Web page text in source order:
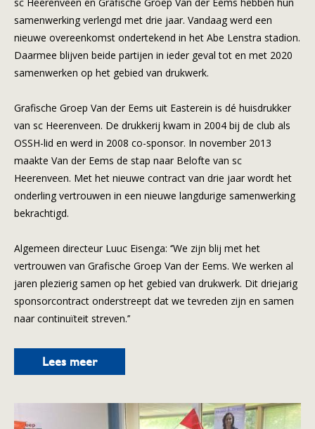
samenwerking verlengd met drie jaar. Vandaag werd een
nieuwe overeenkomst ondertekend in het Abe Lenstra stadion.
Daarmee blijven beide partijen in ieder geval tot en met 2020
samenwerken op het gebied van drukwerk.
Grafische Groep Van der Eems uit Easterein is dé huisdrukker
van sc Heerenveen. De drukkerij kwam in 2004 bij de club als
OSSH-lid en werd in 2008 co-sponsor. In november 2013
maakte Van der Eems de stap naar Belofte van sc
Heerenveen. Met het nieuwe contract van drie jaar wordt het
onderling vertrouwen in een nieuwe langdurige samenwerking
bekrachtigd.
Algemeen directeur Luuc Eisenga: ‘’We zijn blij met het
vertrouwen van Grafische Groep Van der Eems. We werken al
jaren plezierig samen op het gebied van drukwerk. Dit driejarig
sponsorcontract onderstreept dat we tevreden zijn en samen
naar continuïteit streven.’’
Lees meer